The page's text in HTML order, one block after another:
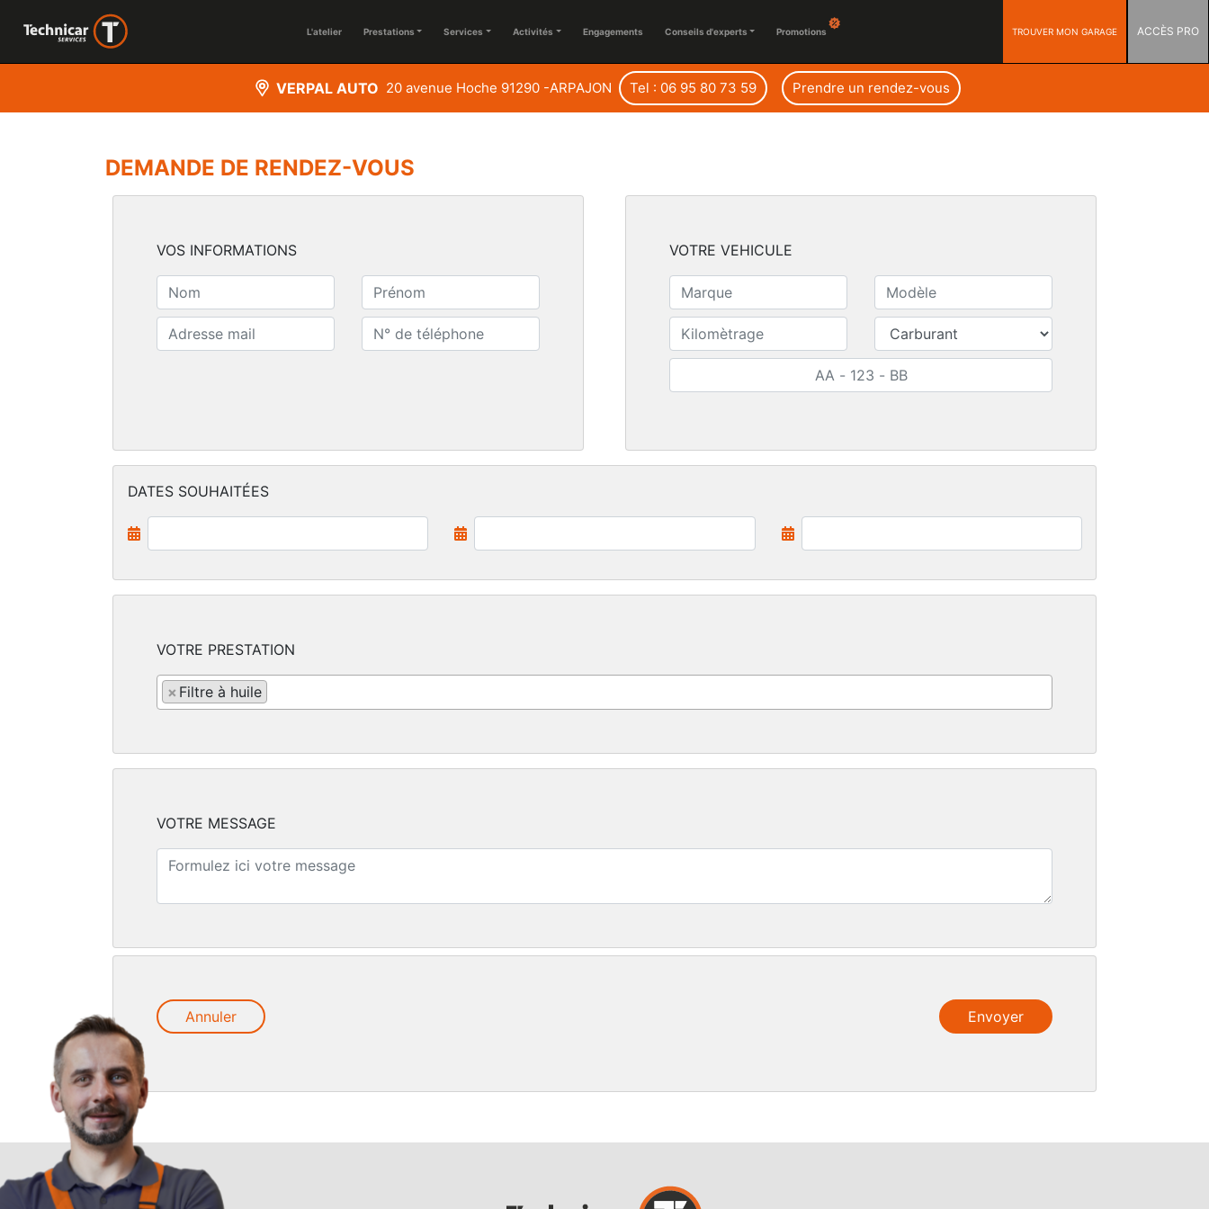
L'atelier Prestations Services Activités Engagements Conseils d'experts Promotions TROUVER MON GARAGE ACCÈS PRO
VERPAL AUTO 20 avenue Hoche 91290 -ARPAJON Tel : 06 95 80 73 59 Prendre un rendez-vous
DEMANDE DE RENDEZ-VOUS
VOS INFORMATIONS VOTRE VEHICULE
DATES SOUHAITÉES
VOTRE PRESTATION
× Filtre à huile
VOTRE MESSAGE
Annuler